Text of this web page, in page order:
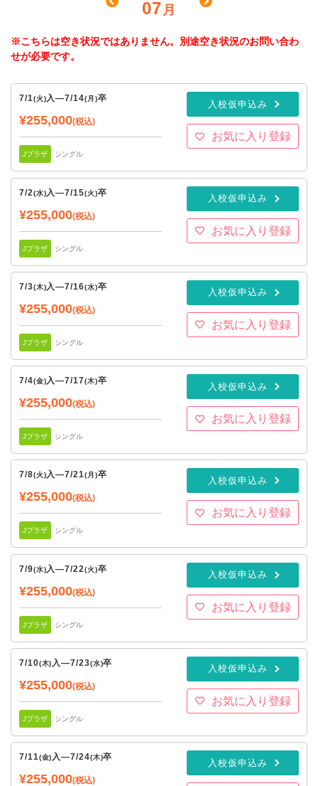
07 月
※こちらは空き状況ではありません。別途空き状況のお問い合わ
せが必要です。
7/1(火)入—7/14(月)卒
¥255,000(税込)
Jプラザ シングル
入校仮申込み
お気に入り登録
7/2(水)入—7/15(火)卒
¥255,000(税込)
Jプラザ シングル
入校仮申込み
お気に入り登録
7/3(木)入—7/16(水)卒
¥255,000(税込)
Jプラザ シングル
入校仮申込み
お気に入り登録
7/4(金)入—7/17(木)卒
¥255,000(税込)
Jプラザ シングル
入校仮申込み
お気に入り登録
7/8(火)入—7/21(月)卒
¥255,000(税込)
Jプラザ シングル
入校仮申込み
お気に入り登録
7/9(水)入—7/22(火)卒
¥255,000(税込)
Jプラザ シングル
入校仮申込み
お気に入り登録
7/10(木) 入—7/23(水)卒
¥255,000(税込)
Jプラザ シングル
入校仮申込み
お気に入り登録
7/11(金)入—7/24(木)卒
¥255,000(税込)
入校仮申込み